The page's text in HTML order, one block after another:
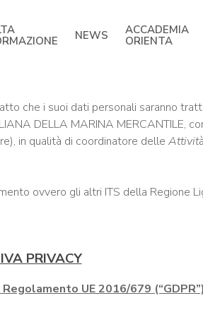
NEWS
ACCADEMIA
ORIENTA
che i suoi dati personali saranno
DELLA MARINA MERCANTILE,
in qualità di coordinatore delle
ovvero gli altri ITS della Regione
PRIVACY
UE 2016/679 (“GDPR”)